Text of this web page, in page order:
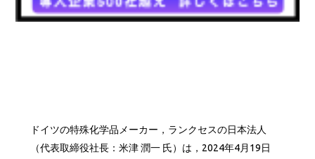
ドイツの特殊化学品メーカー，ランクセスの日本法人
（代表取締役社長：米津 潤一 氏）は，2024年4月19日